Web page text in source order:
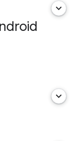
keyboard_arrow_down
keyboard_arrow_down